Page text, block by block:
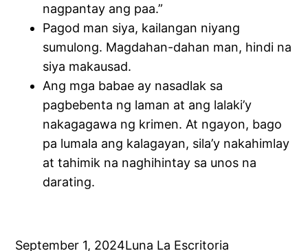
nagpantay ang paa.”
Pagod man siya, kailangan niyang
sumulong. Magdahan-dahan man, hindi na
siya makausad.
Ang mga babae ay nasadlak sa
pagbebenta ng laman at ang lalaki’y
nakagagawa ng krimen. At ngayon, bago
pa lumala ang kalagayan, sila’y nakahimlay
at tahimik na naghihintay sa unos na
darating.
September 1, 2024Luna La Escritoria